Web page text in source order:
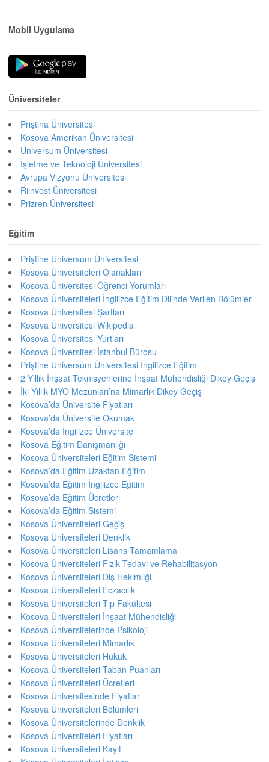
Mobil Uygulama
Üniversiteler
Priştina Üniversitesi
Kosova Amerikan Üniversitesi
Universum Üniversitesi
İşletme ve Teknoloji Üniversitesi
Avrupa Vizyonu Üniversitesi
Riinvest Üniversitesi
Prizren Üniversitesi
Eğitim
Priştine Universum Üniversitesi
Kosova Üniversiteleri Olanakları
Kosova Üniversitesi Öğrenci Yorumları
Kosova Üniversiteleri İngilizce Eğitim Dilinde Verilen Bölümler
Kosova Üniversitesi Şartları
Kosova Üniversitesi Wikipedia
Kosova Üniversitesi Yurtları
Kosova Üniversitesi İstanbul Bürosu
Priştine Universum Üniversitesi İngilizce Eğitim
2 Yıllık İnşaat Teknisyenlerine İnşaat Mühendisliği Dikey Geçiş
İki Yıllık MYO Mezunları’na Mimarlık Dikey Geçiş
Kosova’da Üniversite Fiyatları
Kosova’da Üniversite Okumak
Kosova’da İngilizce Üniversite
Kosova Eğitim Danışmanlığı
Kosova Üniversiteleri Eğitim Sistemi
Kosova’da Eğitim Uzaktan Eğitim
Kosova’da Eğitim İngilizce Eğitim
Kosova’da Eğitim Ücretleri
Kosova’da Eğitim Sistemi
Kosova Üniversiteleri Geçiş
Kosova Üniversiteleri Denklik
Kosova Üniversiteleri Lisans Tamamlama
Kosova Üniversiteleri Fizik Tedavi ve Rehabilitasyon
Kosova Üniversiteleri Diş Hekimliği
Kosova Üniversiteleri Eczacılık
Kosova Üniversiteleri Tıp Fakültesi
Kosova Üniversiteleri İnşaat Mühendisliği
Kosova Üniversitelerinde Psikoloji
Kosova Üniversiteleri Mimarlık
Kosova Üniversiteleri Hukuk
Kosova Üniversiteleri Taban Puanları
Kosova Üniversiteleri Ücretleri
Kosova Üniversitesinde Fiyatlar
Kosova Üniversiteleri Bölümleri
Kosova Üniversitelerinde Denklik
Kosova Üniversiteleri Fiyatları
Kosova Üniversiteleri Kayıt